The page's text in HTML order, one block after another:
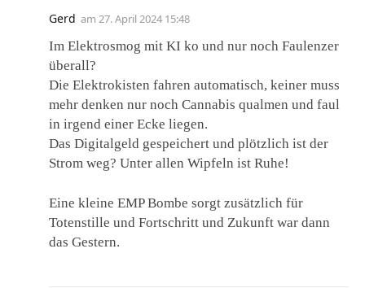
Gerd am 27. April 2024 15:48
Im Elektrosmog mit KI ko und nur noch Faulenzer
überall?
Die Elektrokisten fahren automatisch, keiner muss
mehr denken nur noch Cannabis qualmen und faul
in irgend einer Ecke liegen.
Das Digitalgeld gespeichert und plötzlich ist der
Strom weg? Unter allen Wipfeln ist Ruhe!
Eine kleine EMP Bombe sorgt zusätzlich für
Totenstille und Fortschritt und Zukunft war dann
das Gestern.